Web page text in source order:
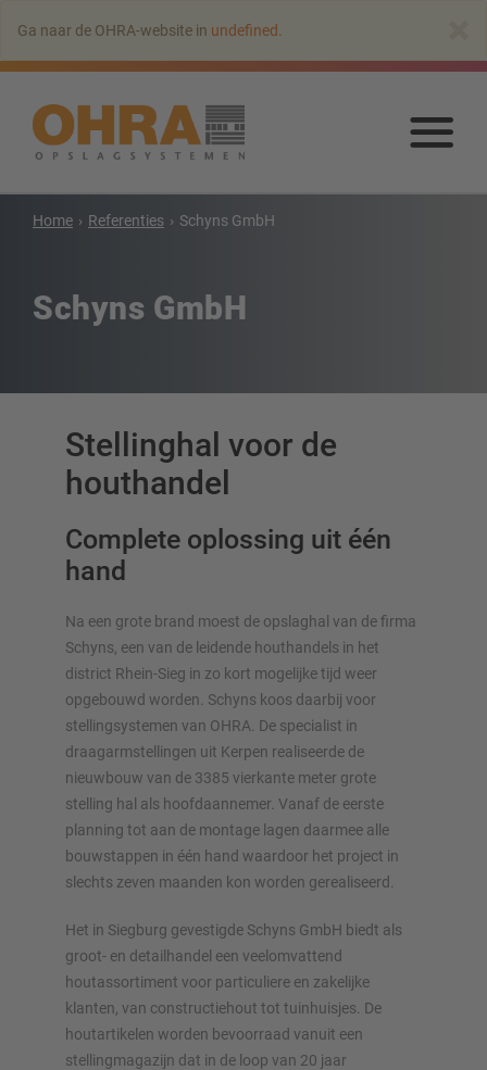
hoofdinhoud
springen
Ga naar de OHRA-website in undefined
Home Referenties Schyns GmbH
Schyns GmbH
Stellinghal voor de
houthandel
Complete oplossing uit één
hand
Na een grote brand moest de opslaghal van de firma
Schyns, een van de leidende houthandels in het
district Rhein-Sieg in zo kort mogelijke tijd weer
opgebouwd worden. Schyns koos daarbij voor
stellingsystemen van OHRA. De specialist in
draagarmstellingen uit Kerpen realiseerde de
nieuwbouw van de 3385 vierkante meter grote
stelling hal als hoofdaannemer. Vanaf de eerste
planning tot aan de montage lagen daarmee alle
bouwstappen in één hand waardoor het project in
slechts zeven maanden kon worden gerealiseerd.
Het in Siegburg gevestigde Schyns GmbH biedt als
groot- en detailhandel een veelomvattend
houtassortiment voor particuliere en zakelijke
klanten, van constructiehout tot tuinhuisjes. De
houtartikelen worden bevoorraad vanuit een
stellingmagazijn dat in de loop van 20 jaar
Enkelzijdige draagarmstelling
Draagarmstellingen voor langgoed
Andere draagarmstellingen
OVERZICHT VAN OPSLAGSYSTEMEN
Palletstellingen
Verrijdbare stellingen
Automatische opslagsystemen
Stellingenhal
Systeemvloeren
Verticale opslag
Plan uw stellingsysteem individueel met onze configurators
– inclusief directe aanvraag
Configureer stelling nu